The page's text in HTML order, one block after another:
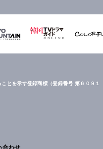
とを示す登録商標（登録番号 第６０９１
合わせ